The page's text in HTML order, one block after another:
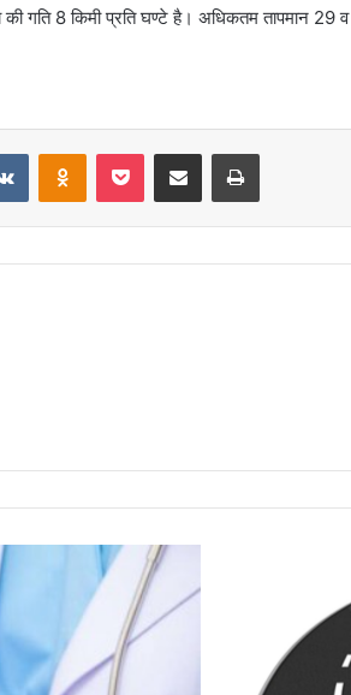
गति 8 किमी प्रति घण्टे है। अधिकतम तापमान
VKontakteOdnoklassniki
Pocket Share via Email Print